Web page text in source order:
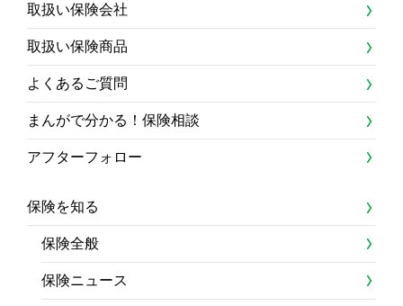
取扱い保険会社
取扱い保険商品
よくあるご質問
まんがで分かる！保険相談
アフターフォロー
保険を知る
保険全般
保険ニュース